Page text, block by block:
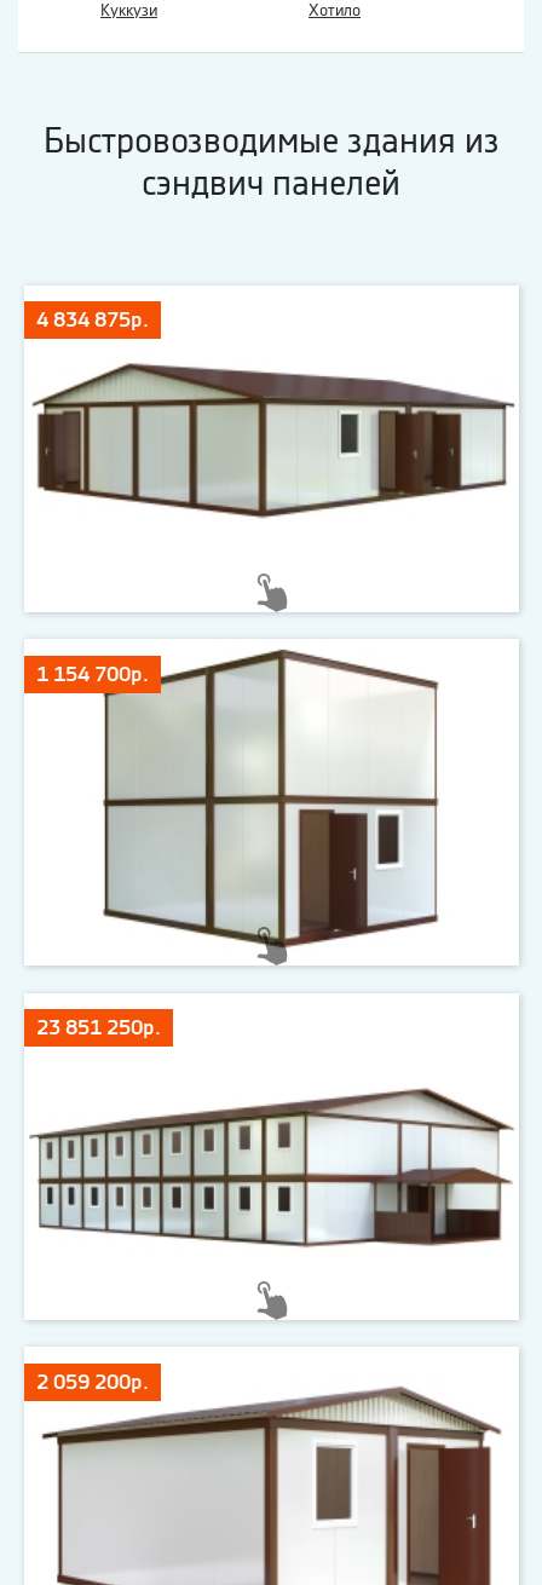
Куккузи Хотило
Быстровозводимые здания из
сэндвич панелей
4 834 875р.
1 154 700р.
23 851 250р.
2 059 200р.